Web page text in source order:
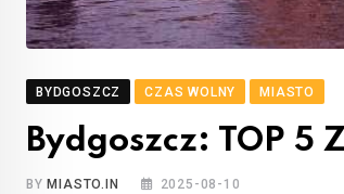
BYDGOSZCZ CZAS WOLNY MIASTO
Bydgoszcz: TOP
BY MIASTO.IN 2025-08-10